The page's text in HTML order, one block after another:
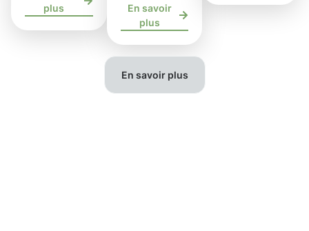
plus
En savoir
plus
En savoir plus